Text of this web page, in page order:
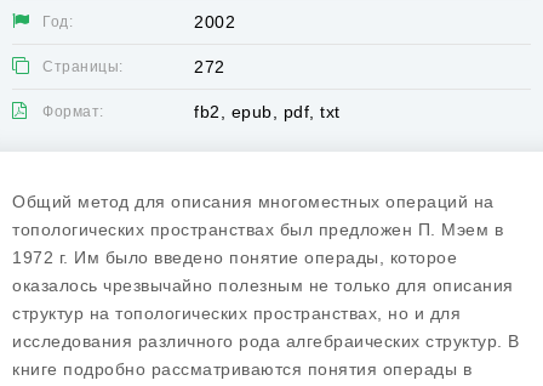
Год: 2002
Страницы: 272
Формат: fb2, epub, pdf, txt
Общий метод для описания многоместных операций на
топологических пространствах был предложен П. Мэем в
1972 г. Им было введено понятие операды, которое
оказалось чрезвычайно полезным не только для описания
структур на топологических пространствах, но и для
исследования различного рода алгебраических структур. В
книге подробно рассматриваются понятия операды в